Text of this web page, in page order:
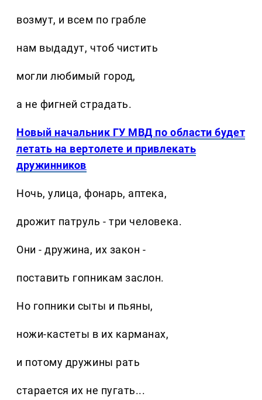
возмут, и всем по грабле
нам выдадут, чтоб чистить
могли любимый город,
а не фигней страдать.
Новый начальник ГУ МВД по области будет
летать на вертолете и привлекать
дружинников
Ночь, улица, фонарь, аптека,
дрожит патруль - три человека.
Они - дружина, их закон -
поставить гопникам заслон.
Но гопники сыты и пьяны,
ножи-кастеты в их карманах,
и потому дружины рать
старается их не пугать...